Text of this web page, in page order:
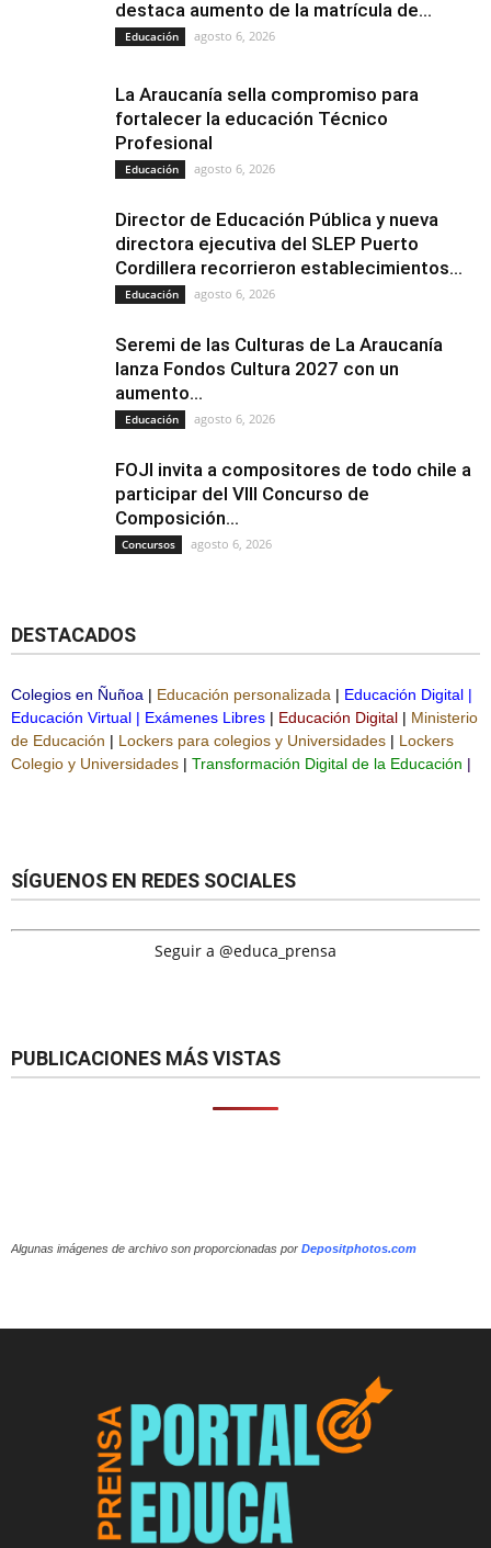
destaca aumento de la matrícula de...
Educación agosto 6, 2026
La Araucanía sella compromiso para
fortalecer la educación Técnico
Profesional
Educación agosto 6, 2026
Director de Educación Pública y nueva
directora ejecutiva del SLEP Puerto
Cordillera recorrieron establecimientos...
Educación agosto 6, 2026
Seremi de las Culturas de La Araucanía
lanza Fondos Cultura 2027 con un
aumento...
Educación agosto 6, 2026
FOJI invita a compositores de todo chile a
participar del VIII Concurso de
Composición...
Concursos agosto 6, 2026
DESTACADOS
Colegios en Ñuñoa | Educación personalizada | Educación Digital |
Educación Virtual | Exámenes Libres | Educación Digital | Ministerio
de Educación | Lockers para colegios y Universidades | Lockers
Colegio y Universidades | Transformación Digital de la Educación |
SÍGUENOS EN REDES SOCIALES
Seguir a @educa_prensa
PUBLICACIONES MÁS VISTAS
Algunas imágenes de archivo son proporcionadas por Depositphotos.com